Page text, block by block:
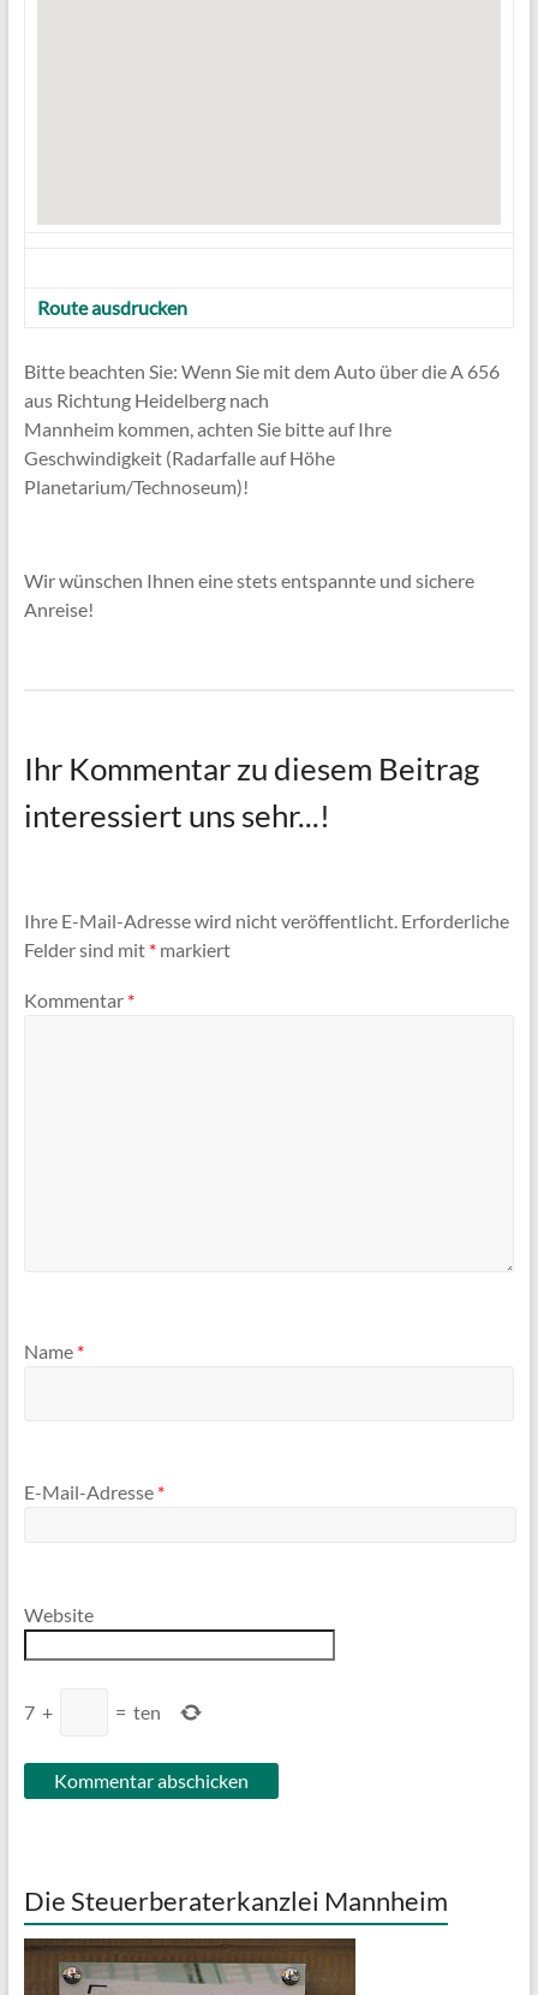
Route ausdrucken
Bitte beachten Sie: Wenn Sie mit dem Auto über die A 656
aus Richtung Heidelberg nach
Mannheim kommen, achten Sie bitte auf Ihre
Geschwindigkeit (Radarfalle auf Höhe
Planetarium/Technoseum)!
Wir wünschen Ihnen eine stets entspannte und sichere
Anreise!
Ihr Kommentar zu diesem Beitrag
interessiert uns sehr...!
Ihre E-Mail-Adresse wird nicht veröffentlicht. Erforderliche
Felder sind mit *markiert
Kommentar *
Name *
E-Mail-Adresse *
Website
7 + = ten
Die Steuerberaterkanzlei Mannheim